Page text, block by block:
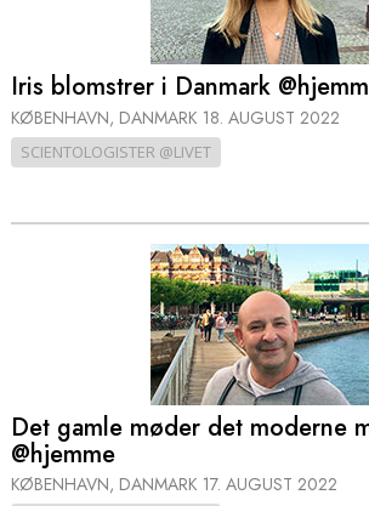
Iris blomstrer i Danmark
KØBENHAVN, DANMARK 18. AUGUST 2022
SCIENTOLOGISTER @LIVET
Det gamle møder det moderne
@hjemme
KØBENHAVN, DANMARK 17. AUGUST 2022